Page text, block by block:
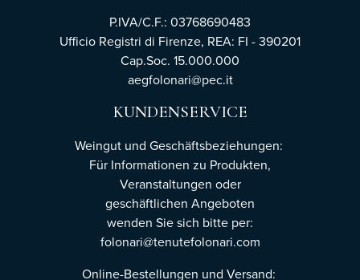
P.IVA/C.F.: 03768690483
Ufficio Registri di Firenze, REA: FI - 390201
Cap.Soc. 15.000.000
aegfolonari@pec.it
KUNDENSERVICE
Weingut und Geschäftsbeziehungen:
Für Informationen zu Produkten,
Veranstaltungen oder
geschäftlichen Angeboten
wenden Sie sich bitte per:
folonari@tenutefolonari.com
Online-Bestellungen und Versand: